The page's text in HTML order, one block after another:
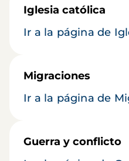
Iglesia católica
Ir a la página de
Migraciones
Ir a la página de
Guerra y conflicto